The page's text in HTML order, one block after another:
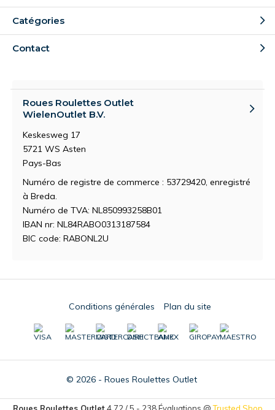
Catégories
Contact
Roues Roulettes Outlet
WielenOutlet B.V.
Keskesweg 17
5721 WS Asten
Pays-Bas
Numéro de registre de commerce : 53729420, enregistré
à Breda.
Numéro de TVA: NL850993258B01
IBAN nr: NL84RABO0313187584
BIC code: RABONL2U
© 2026 - Roues Roulettes Outlet
Conditions générales Plan du site